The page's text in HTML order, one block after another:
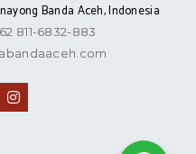
Banda Aceh, Indonesia
811-6832-883